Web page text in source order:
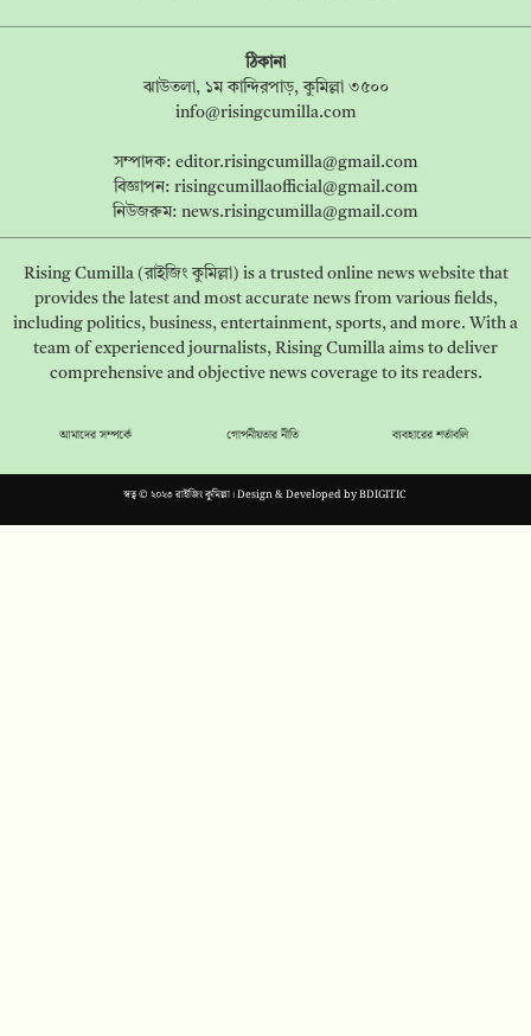
ঠিকানা
ঝাউতলা, ১ম কান্দিরপাড়, কুমিল্লা ৩৫০০
info@risingcumilla.com
সম্পাদক: editor.risingcumilla@gmail.com
বিজ্ঞাপন: risingcumillaofficial@gmail.com
নিউজরুম: news.risingcumilla@gmail.com
Rising Cumilla (রাইজিং কুমিল্লা) is a trusted online news website that
provides the latest and most accurate news from various fields,
including politics, business, entertainment, sports, and more. With a
team of experienced journalists, Rising Cumilla aims to deliver
comprehensive and objective news coverage to its readers.
আমাদের সম্পর্কে গোপনীয়তার নীতি ব্যবহারের শর্তাবলি
স্বত্ব © ২০২৩ রাইজিং কুমিল্লা। Design & Developed byBDIGITIC